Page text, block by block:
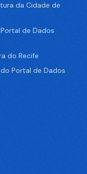
da Cidade de
de Dados
do Recife
Portal de Dados